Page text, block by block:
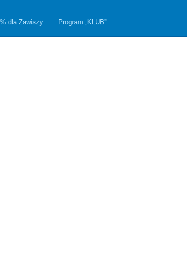
dla Zawiszy Program „KLUB”